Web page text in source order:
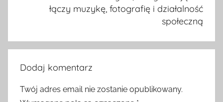
łączy muzykę, fotografię i działalność
społeczną
Dodaj komentarz
Twój adres email nie zostanie opublikowany.